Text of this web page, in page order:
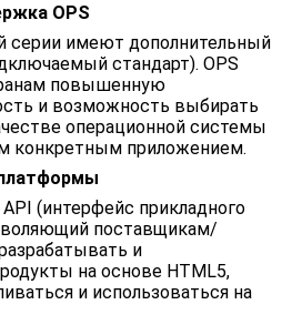
OPS
серии имеют дополнительный
стандарт). OPS
повышенную
и возможность выбирать
операционной системы
конкретным приложением.
(интерфейс прикладного
поставщикам/
и
на основе HTML5,
и использоваться на